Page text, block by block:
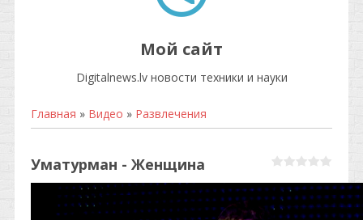
Мой сайт
Digitalnews.lv новости техники и науки
Главная » Видео » Развлечения
Уматурман - Женщина